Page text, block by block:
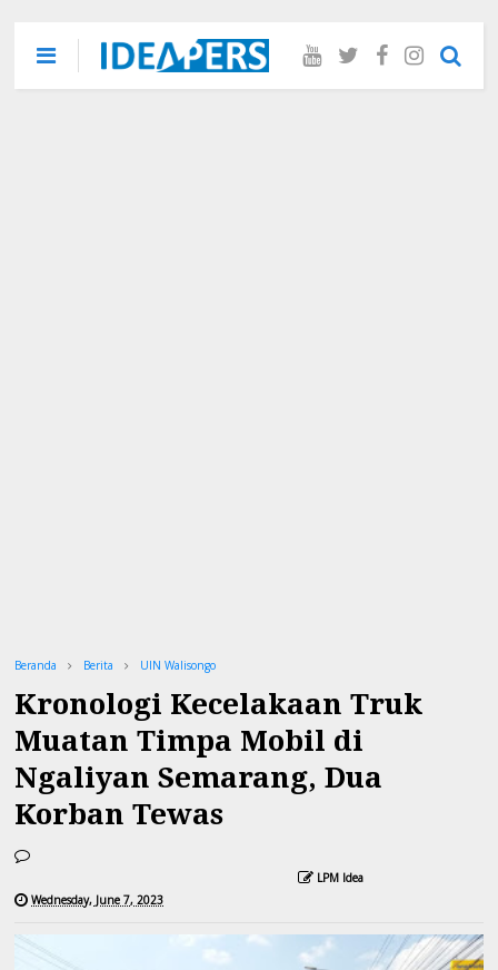
Beranda Berita UIN Walisongo
Kronologi Kecelakaan Truk
Muatan Timpa Mobil di
Ngaliyan Semarang, Dua
Korban Tewas
LPM Idea
Wednesday, June 7, 2023